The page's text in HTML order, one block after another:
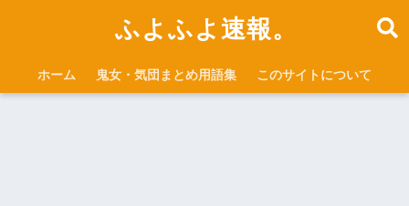
ふよふよ速報。
ホーム 鬼女・気団まとめ用語集 このサイトについて